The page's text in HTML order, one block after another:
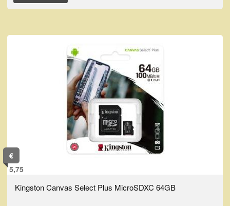
€
5,75
Kingston Canvas Select Plus MicroSDXC 64GB